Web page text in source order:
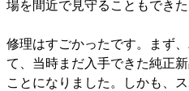
場を間近で見守ることもできた
修理はすごかったです。まず
て、当時まだ入手できた純正
ことになりました。しかも、